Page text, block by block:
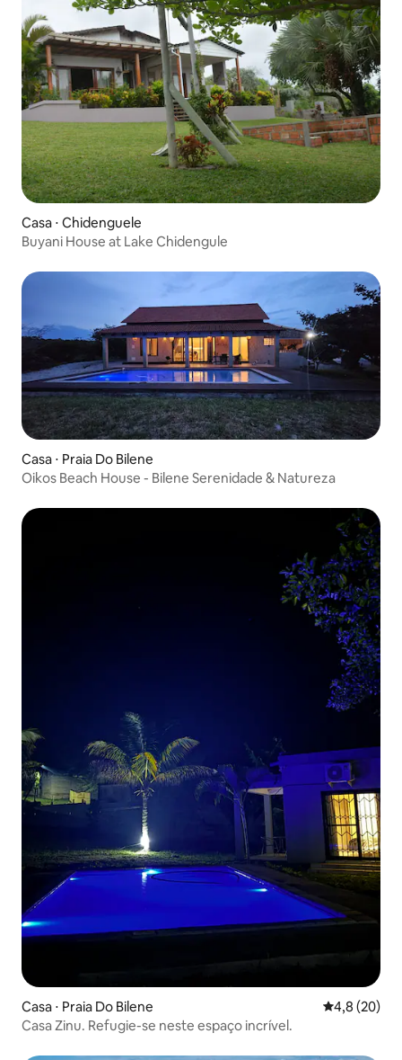
Casa ⋅ Chidenguele
Buyani House at Lake Chidengule
Casa ⋅ Praia Do Bilene
Oikos Beach House - Bilene Serenidade & Natureza
Casa ⋅ Praia Do Bilene 4,8 de uma
4,8 (20)
Casa Zinu. Refugie-se neste espaço incrível.